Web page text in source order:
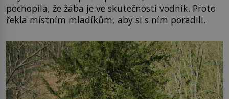
pochopila, že žába je ve skutečnosti vodník. Proto
řekla místním mladíkům, aby si s ním poradili.